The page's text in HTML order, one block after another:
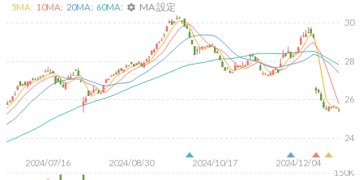
2024/07/16 2024/08/30 2024/10/17 2024/12/04
24
26
28
30
150K
5MA: 10MA: 20MA: 60MA: settings MA 設定